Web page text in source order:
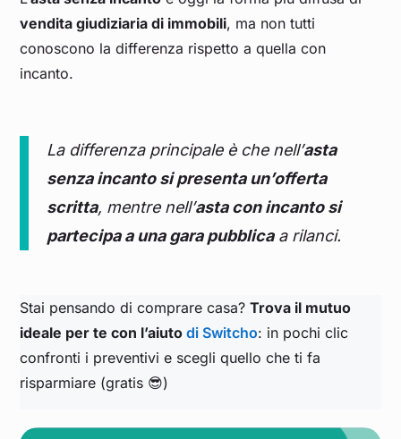
vendita giudiziaria di immobili, ma non tutti
conoscono la differenza rispetto a quella con
incanto.
La differenza principale è che nell’asta
senza incanto si presenta un’offerta
scritta, mentre nell’asta con incanto si
partecipa a una gara pubblicaa rilanci.
Stai pensando di comprare casa?Trova il mutuo
ideale per te con l’aiutodi Switcho: in pochi clic
confronti i preventivi e scegli quello che ti fa
risparmiare (gratis 😎)